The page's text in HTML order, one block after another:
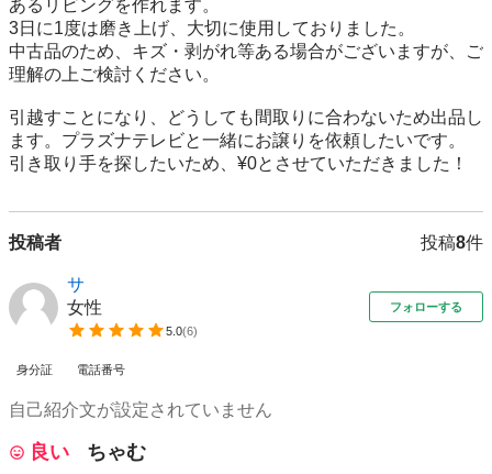
あるリビングを作れます。
3日に1度は磨き上げ、大切に使用しておりました。
中古品のため、キズ・剥がれ等ある場合がございますが、ご
理解の上ご検討ください。
引越すことになり、どうしても間取りに合わないため出品し
ます。プラズナテレビと一緒にお譲りを依頼したいです。
引き取り手を探したいため、¥0とさせていただきました！
投稿者 投稿8件
サ
女性
5.0(6)
フォローする
身分証 電話番号
自己紹介文が設定されていません
良い ちゃむ